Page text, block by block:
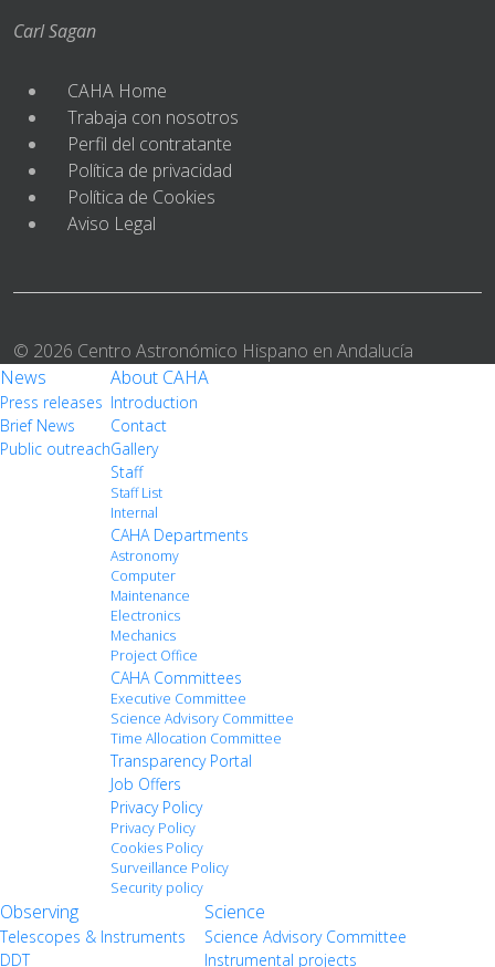
Carl Sagan
CAHA Home
Trabaja con nosotros
Perfil del contratante
Política de privacidad
Política de Cookies
Aviso Legal
© 2026 Centro Astronómico Hispano en Andalucía
News
Press releases
Brief News
Public outreach
About CAHA
Introduction
Contact
Gallery
Staff
Staff List
Internal
CAHA Departments
Astronomy
Computer
Maintenance
Electronics
Mechanics
Project Office
CAHA Committees
Executive Committee
Science Advisory Committee
Time Allocation Committee
Transparency Portal
Job Offers
Privacy Policy
Privacy Policy
Cookies Policy
Surveillance Policy
Security policy
Observing
Telescopes & Instruments
DDT
Science
Science Advisory Committee
Instrumental projects